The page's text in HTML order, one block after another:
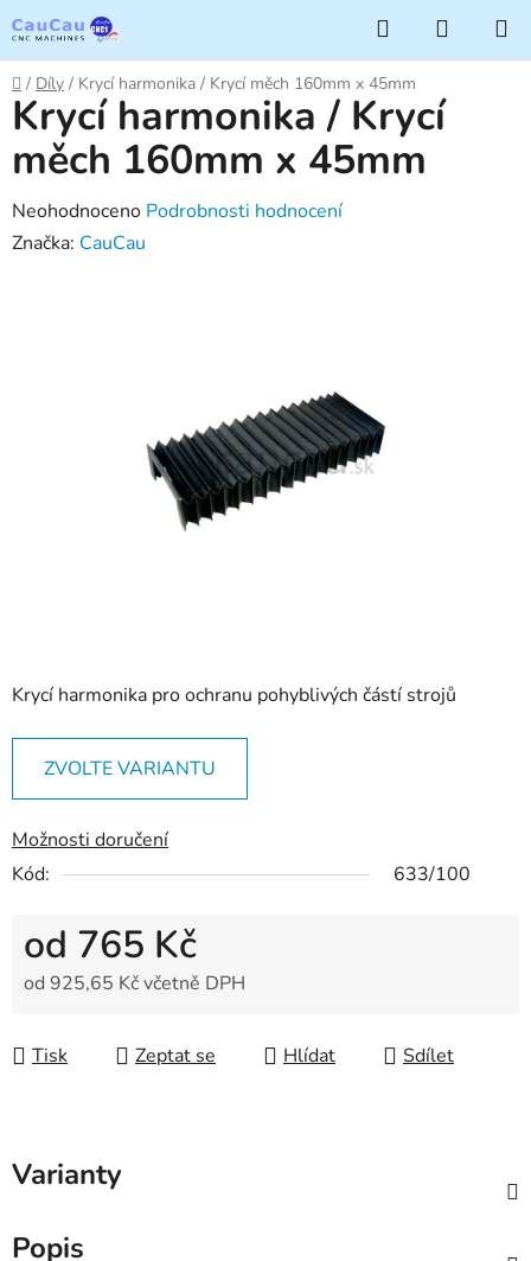
na
obsah
Hledat
KOŠÍK
Domů
/ Díly / Krycí harmonika / Krycí měch 160mm x 45mm
Krycí harmonika pro ochranu pohyblivých částí strojů
ZVOLTE VARIANTU
Možnosti doručení
Kód:
633/100
od 765 Kč
od 925,65 Kčvčetně DPH
Tisk
Zeptat se Hlídat Sdílet
Krycí harmonika / Krycí
měch 160mm x 45mm
Průměrné
hodnocení
Neohodnoceno Podrobnosti hodnocení
Značka: CauCau
Varianty
Popis